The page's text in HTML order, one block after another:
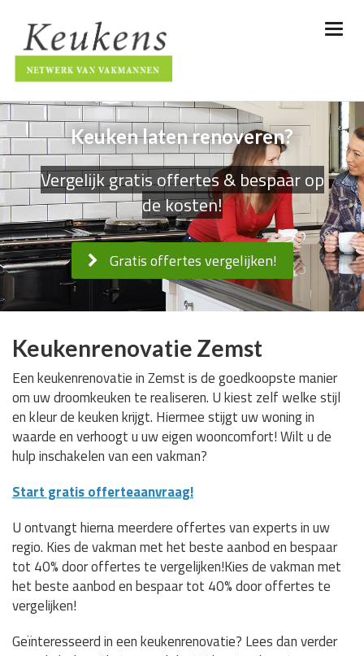
Keuken laten renoveren?
Vergelijk gratis offertes & bespaar op
de kosten!
Gratis offertes vergelijken!
Keukenrenovatie Zemst
Een keukenrenovatie in Zemst is de goedkoopste manier
om uw droomkeuken te realiseren. U kiest zelf welke stijl
en kleur de keuken krijgt. Hiermee stijgt uw woning in
waarde en verhoogt u uw eigen wooncomfort! Wilt u de
hulp inschakelen van een vakman?
Start gratis offerteaanvraag!
U ontvangt hierna meerdere offertes van experts in uw
regio. Kies de vakman met het beste aanbod en bespaar
tot 40% door offertes te vergelijken!Kies de vakman met
het beste aanbod en bespaar tot 40% door offertes te
vergelijken!
Geïnteresseerd in een keukenrenovatie? Lees dan verder